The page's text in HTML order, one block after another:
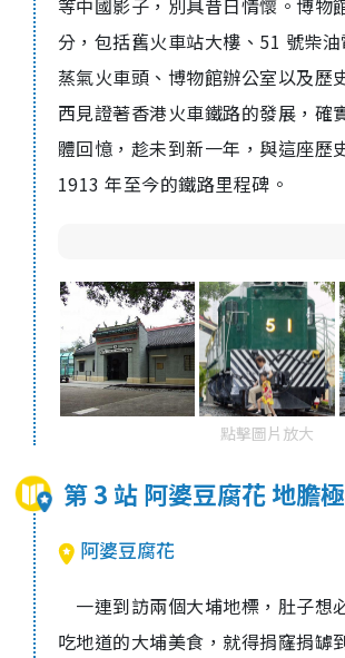
等中國影子，別具昔日情懷。博物
分，包括舊火車站大樓、51 號柴
蒸氣火車頭、博物館辦公室以及歷
西見證著香港火車鐵路的發展，確
體回憶，趁未到新一年，與這座歷
1913 年至今的鐵路里程碑。
點擊圖片放大
第 3 站 阿婆豆腐花 地膽
阿婆豆腐花
一連到訪兩個大埔地標，肚子想
吃地道的大埔美食，就得捐窿捐罅